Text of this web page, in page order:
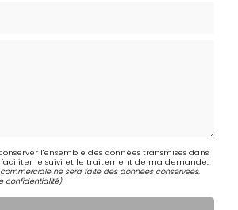
l'ensemble des données transmises dans
le suivi et le traitement de ma demande.
ne sera faite des données conservées.
confidentialité)